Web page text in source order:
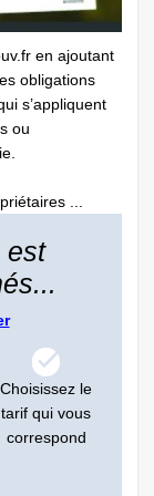
en ajoutant
obligations
s’appliquent
ou
...
est
Choisissez le
tarif qui vous
correspond